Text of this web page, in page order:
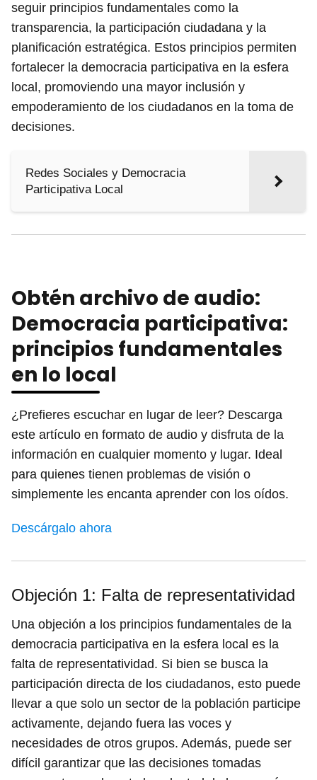
seguir principios fundamentales como la
transparencia, la participación ciudadana y la
planificación estratégica. Estos principios permiten
fortalecer la democracia participativa en la esfera
local, promoviendo una mayor inclusión y
empoderamiento de los ciudadanos en la toma de
decisiones.
Redes Sociales y Democracia
Participativa Local
Obtén archivo de audio:
Democracia participativa:
principios fundamentales
en lo local
¿Prefieres escuchar en lugar de leer? Descarga
este artículo en formato de audio y disfruta de la
información en cualquier momento y lugar. Ideal
para quienes tienen problemas de visión o
simplemente les encanta aprender con los oídos.
Descárgalo ahora
Objeción 1: Falta de representatividad
Una objeción a los principios fundamentales de la
democracia participativa en la esfera local es la
falta de representatividad. Si bien se busca la
participación directa de los ciudadanos, esto puede
llevar a que solo un sector de la población participe
activamente, dejando fuera las voces y
necesidades de otros grupos. Además, puede ser
difícil garantizar que las decisiones tomadas